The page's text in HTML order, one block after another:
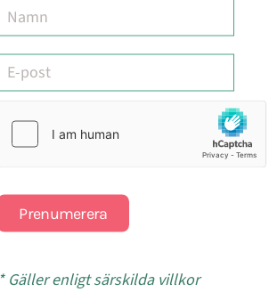
effektivitet.
med och
Enligt
Prenumerera
* Gäller enligt särskilda villkor